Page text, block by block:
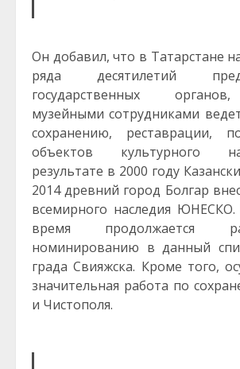
Он добавил, что в Татарстане
ряда десятилетий
государственных
музейными сотрудниками
сохранению, реставрации,
объектов культурного
результате в 2000 году
2014 древний город Болгар
всемирного наследия
время продолжается
номинированию в данный
града Свияжска. Кроме того,
значительная работа по
и Чистополя.